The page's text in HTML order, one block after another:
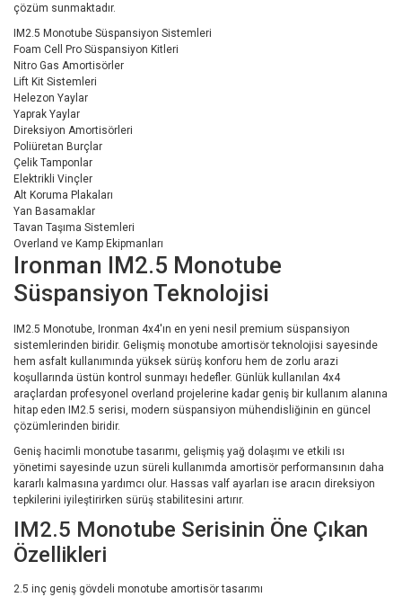
çözüm sunmaktadır.
IM2.5 Monotube Süspansiyon Sistemleri
Foam Cell Pro Süspansiyon Kitleri
Nitro Gas Amortisörler
Lift Kit Sistemleri
Helezon Yaylar
Yaprak Yaylar
Direksiyon Amortisörleri
Poliüretan Burçlar
Çelik Tamponlar
Elektrikli Vinçler
Alt Koruma Plakaları
Yan Basamaklar
Tavan Taşıma Sistemleri
Overland ve Kamp Ekipmanları
Ironman IM2.5 Monotube
Süspansiyon Teknolojisi
IM2.5 Monotube, Ironman 4x4'ın en yeni nesil premium süspansiyon
sistemlerinden biridir. Gelişmiş monotube amortisör teknolojisi sayesinde
hem asfalt kullanımında yüksek sürüş konforu hem de zorlu arazi
koşullarında üstün kontrol sunmayı hedefler. Günlük kullanılan 4x4
araçlardan profesyonel overland projelerine kadar geniş bir kullanım alanına
hitap eden IM2.5 serisi, modern süspansiyon mühendisliğinin en güncel
çözümlerinden biridir.
Geniş hacimli monotube tasarımı, gelişmiş yağ dolaşımı ve etkili ısı
yönetimi sayesinde uzun süreli kullanımda amortisör performansının daha
kararlı kalmasına yardımcı olur. Hassas valf ayarları ise aracın direksiyon
tepkilerini iyileştirirken sürüş stabilitesini artırır.
IM2.5 Monotube Serisinin Öne Çıkan
Özellikleri
2.5 inç geniş gövdeli monotube amortisör tasarımı